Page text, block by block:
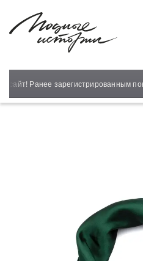
Ранее зарегистрированным